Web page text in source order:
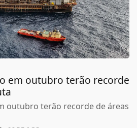
em outubro terão recorde
outubro terão recorde de áreas